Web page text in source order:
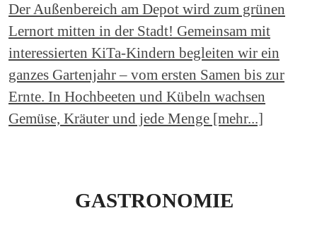
Der Außenbereich am Depot wird zum grünen
Lernort mitten in der Stadt! Gemeinsam mit
interessierten KiTa-Kindern begleiten wir ein
ganzes Gartenjahr – vom ersten Samen bis zur
Ernte. In Hochbeeten und Kübeln wachsen
Gemüse, Kräuter und jede Menge [mehr...]
GASTRONOMIE